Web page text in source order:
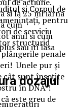
și Corpul de
pentru
de serviciu
structurid
penale
Unele pur și
cât sunt însoțite
în DNA”!
este greu de
si la 25 ml iarna
cum
anul si cum
sau iti lasa
dozajul